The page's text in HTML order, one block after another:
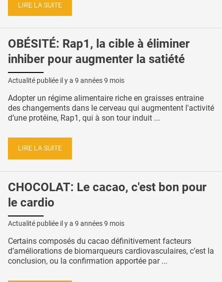
LIRE LA SUITE
OBÉSITÉ: Rap1, la cible à éliminer
inhiber pour augmenter la satiété
Actualité publiée il y a 9 années 9 mois
Adopter un régime alimentaire riche en graisses entraine
des changements dans le cerveau qui augmentent l'activité
d’une protéine, Rap1, qui à son tour induit ...
LIRE LA SUITE
CHOCOLAT: Le cacao, c'est bon pour
le cardio
Actualité publiée il y a 9 années 9 mois
Certains composés du cacao définitivement facteurs
d’améliorations de biomarqueurs cardiovasculaires, c’est la
conclusion, ou la confirmation apportée par ...